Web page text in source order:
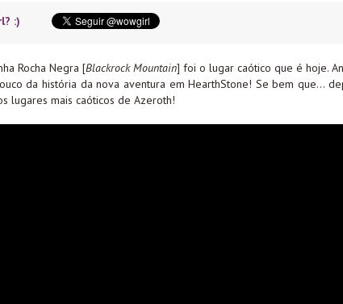
:)
Rocha Negra [Blackrock Mountain] foi o lugar caótico que é hoje.
da história da nova aventura em HearthStone! Se bem que…
lugares mais caóticos de Azeroth!